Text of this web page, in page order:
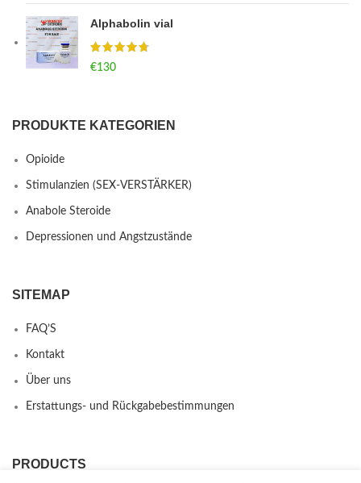
Alphabolin vial
€130
PRODUKTE KATEGORIEN
Opioide
Stimulanzien (SEX-VERSTÄRKER)
Anabole Steroide
Depressionen und Angstzustände
SITEMAP
FAQ’S
Kontakt
Über uns
Erstattungs- und Rückgabebestimmungen
PRODUCTS